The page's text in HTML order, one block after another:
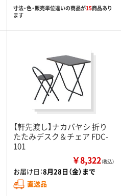
寸法・色・販売単位違いの商品が15商品あり
ます
【軒先渡し】ナカバヤシ 折り
たたみデスク＆チェア FDC-
101
￥8,322（税込）
お届け日：8月28日（金）まで
直送品